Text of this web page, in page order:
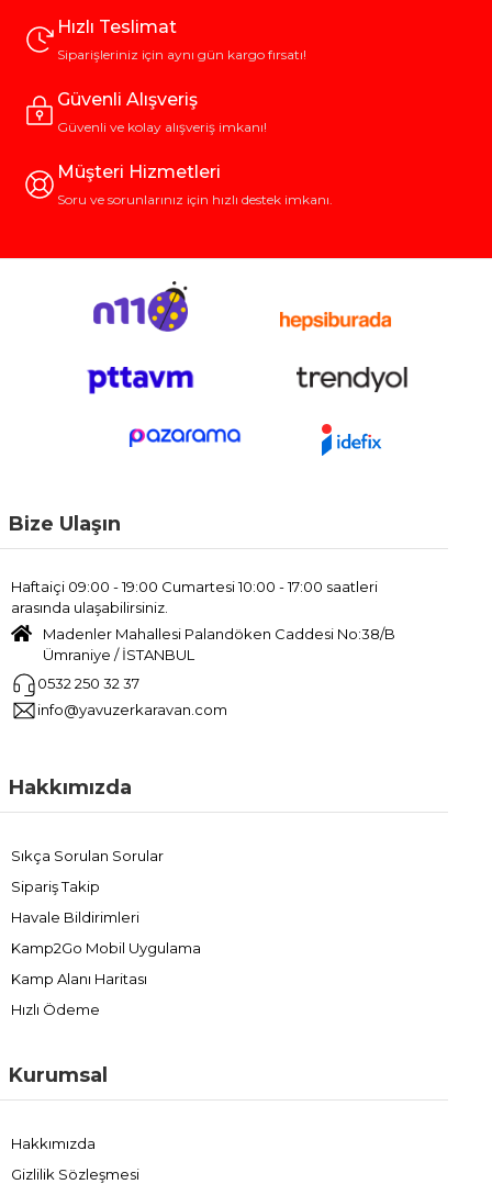
Hızlı Teslimat
Siparişleriniz için aynı gün kargo fırsatı!
Güvenli Alışveriş
Güvenli ve kolay alışveriş imkanı!
Müşteri Hizmetleri
Soru ve sorunlarınız için hızlı destek imkanı.
Bize Ulaşın
Haftaiçi 09:00 - 19:00 Cumartesi 10:00 - 17:00 saatleri
arasında ulaşabilirsiniz.
Madenler Mahallesi Palandöken Caddesi No:38/B
Ümraniye / İSTANBUL
0532 250 32 37
info@yavuzerkaravan.com
Hakkımızda
Sıkça Sorulan Sorular
Sipariş Takip
Havale Bildirimleri
Kamp2Go Mobil Uygulama
Kamp Alanı Haritası
Hızlı Ödeme
Kurumsal
Hakkımızda
Gizlilik Sözleşmesi